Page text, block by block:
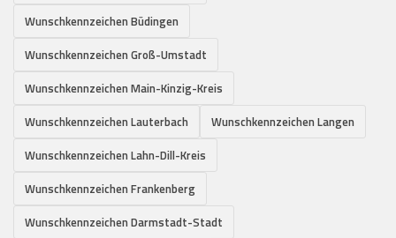
Wunschkennzeichen Büdingen
Wunschkennzeichen Groß-Umstadt
Wunschkennzeichen Main-Kinzig-Kreis
Wunschkennzeichen Lauterbach
Wunschkennzeichen Langen
Wunschkennzeichen Lahn-Dill-Kreis
Wunschkennzeichen Frankenberg
Wunschkennzeichen Darmstadt-Stadt